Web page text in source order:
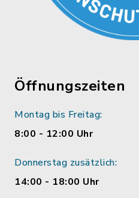
Öffnungszeiten
Montag bis Freitag:
8:00 - 12:00 Uhr
Donnerstag zusätzlich:
14:00 - 18:00 Uhr